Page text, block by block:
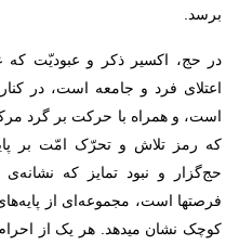
برسد
در حج، اکسیر ذکر و عبودیّت
اعتلای فرد و جامعه است، در
است، و همراه با حرکت بر گرد
که رمز تلاش و تحرّک امّت بر
حج‌گزار و نبود تمایز که
فرصتها است، مجموعه‌ای از
کوچک نشان میدهد. هر یک از